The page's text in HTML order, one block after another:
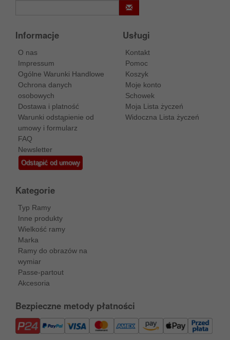
Informacje
O nas
Impressum
Ogólne Warunki Handlowe
Ochrona danych
osobowych
Dostawa i platność
Warunki odstąpienie od
umowy i formularz
FAQ
Newsletter
Odstąpić od umowy
Usługi
Kontakt
Pomoc
Koszyk
Moje konto
Schowek
Moja Lista życzeń
Widoczna Lista życzeń
Kategorie
Typ Ramy
Inne produkty
Wielkość ramy
Marka
Ramy do obrazów na
wymiar
Passe-partout
Akcesoria
Bezpieczne metody płatności